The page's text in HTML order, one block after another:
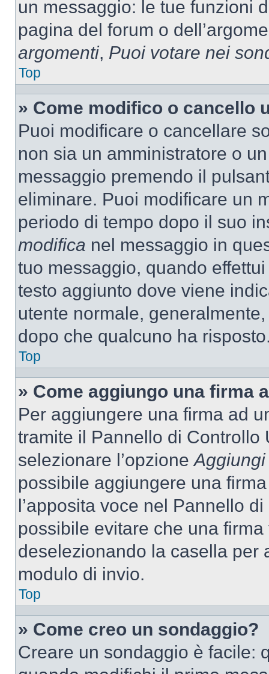
un messaggio: le tue funzioni
pagina del forum o
argomenti, Puoi votare nei
Top
» Come modifico o cancello
Puoi modificare o cancellare
non sia un amministratore o
messaggio premendo il
eliminare. Puoi modificare un
periodo di tempo dopo il suo
modifica nel messaggio in
tuo messaggio, quando
testo aggiunto dove viene
utente normale,
dopo che qualcuno ha
Top
» Come aggiungo una firma
Per aggiungere una firma ad
tramite il Pannello di Controllo
selezionare l’opzione
possibile aggiungere una
l’apposita voce nel Pannello
possibile evitare che una
deselezionando la casella per
modulo di invio.
Top
» Come creo un sondaggio?
Creare un sondaggio è facile: